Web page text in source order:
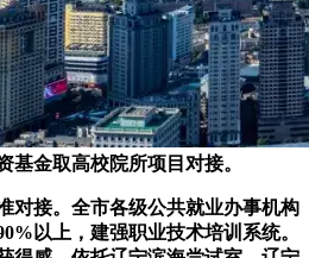
基金取高校院所项目对接。
接。全市各级公共就业办事机构
以上，建强职业技术培训系统。